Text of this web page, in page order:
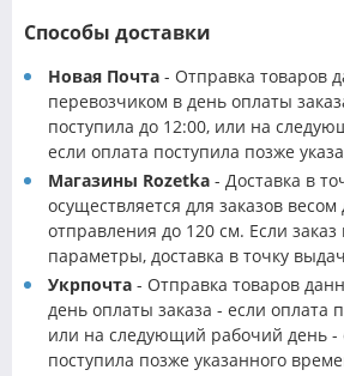
Способы доставки
Новая Почта - Отправка товаров
перевозчиком в день оплаты
поступила до 12:00, или на
если оплата поступила позже
Магазины Rozetka - Доставка в
осуществляется для заказов
отправления до 120 см. Если
параметры, доставка в точку
Укрпочта - Отправка товаров
день оплаты заказа - если оплата
или на следующий рабочий день -
поступила позже указанного